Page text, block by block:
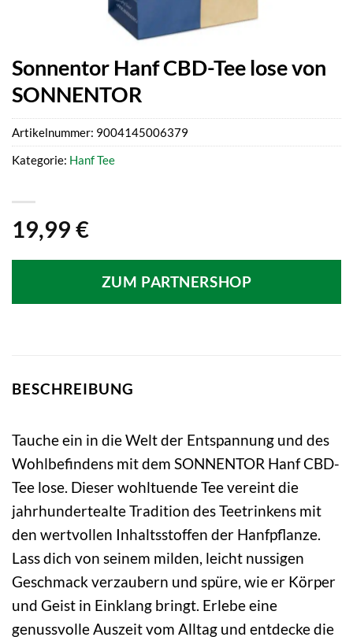
Sonnentor Hanf CBD-Tee lose von
SONNENTOR
19,99 €
ZUM PARTNERSHOP
Artikelnummer: 9004145006379
Kategorie: Hanf Tee
BESCHREIBUNG
Tauche ein in die Welt der Entspannung und des
Wohlbefindens mit dem SONNENTOR Hanf CBD-
Tee lose. Dieser wohltuende Tee vereint die
jahrhundertealte Tradition des Teetrinkens mit
den wertvollen Inhaltsstoffen der Hanfpflanze.
Lass dich von seinem milden, leicht nussigen
Geschmack verzaubern und spüre, wie er Körper
und Geist in Einklang bringt. Erlebe eine
genussvolle Auszeit vom Alltag und entdecke die